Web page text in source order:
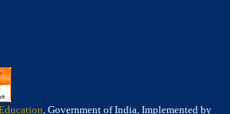
, Government of India, Implemented by